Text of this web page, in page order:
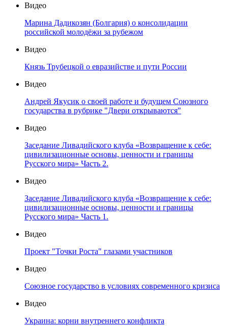
Видео
Марина Дадикозян (Болгария) о консолидации
российской молодёжи за рубежом
Видео
Князь Трубецкой о евразийстве и пути России
Видео
Андрей Якусик о своей работе и будущем Союзного
государства в рубрике "Двери открываются"
Видео
Заседание Ливадийского клуба «Возвращение к себе:
цивилизационные основы, ценности и границы
Русского мира» Часть 2.
Видео
Заседание Ливадийского клуба «Возвращение к себе:
цивилизационные основы, ценности и границы
Русского мира» Часть 1.
Видео
Проект "Точки Роста" глазами участников
Видео
Союзное государство в условиях современного кризиса
Видео
Украина: корни внутреннего конфликта